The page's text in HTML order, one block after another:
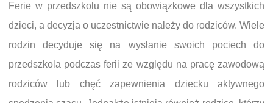
Ferie w przedszkolu nie są obowiązkowe dla wszystkich
dzieci, a decyzja o uczestnictwie należy do rodziców. Wiele
rodzin decyduje się na wysłanie swoich pociech do
przedszkola podczas ferii ze względu na pracę zawodową
rodziców lub chęć zapewnienia dziecku aktywnego